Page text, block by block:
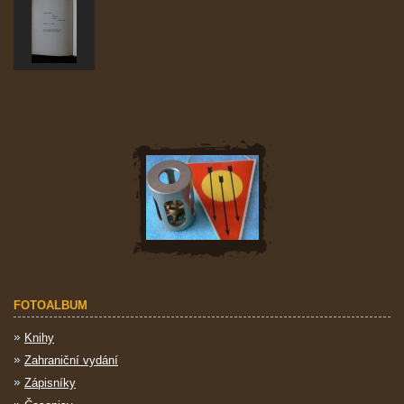
FOTOALBUM
Knihy
Zahraniční vydání
Zápisníky